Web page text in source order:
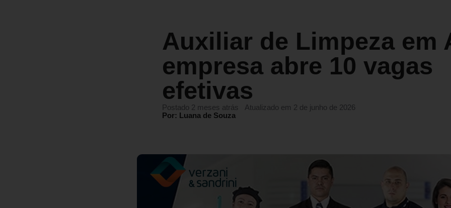
Auxiliar de Limpeza em
empresa abre 10 vagas
efetivas
Postado 2 meses atrás
Atualizado em 2 de junho de 2026
Por: Luana de Souza